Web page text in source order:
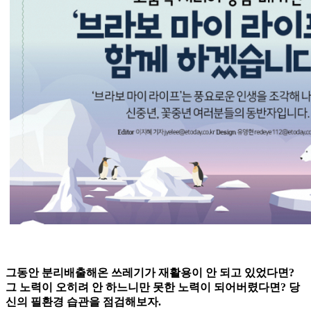
그동안 분리배출해온 쓰레기가 재활용이 안 되고 있었다면?
그 노력이 오히려 안 하느니만 못한 노력이 되어버렸다면? 당
신의 필환경 습관을 점검해보자.